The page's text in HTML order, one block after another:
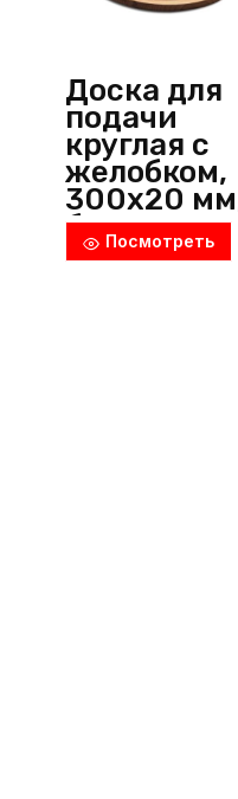
Доска для
подачи
круглая с
желобком,
300х20
бук,
бежевый,
Посмотреть